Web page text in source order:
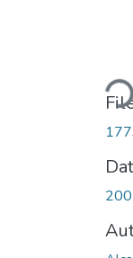
Loading...